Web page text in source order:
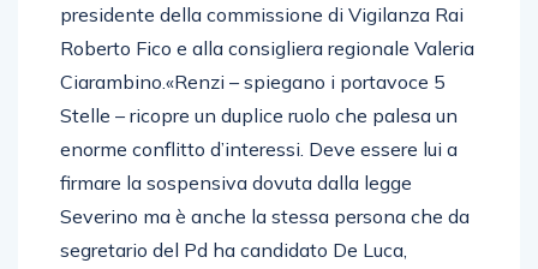
presidente della commissione di Vigilanza Rai
Roberto Fico e alla consigliera regionale Valeria
Ciarambino.«Renzi – spiegano i portavoce 5
Stelle – ricopre un duplice ruolo che palesa un
enorme conflitto d’interessi. Deve essere lui a
firmare la sospensiva dovuta dalla legge
Severino ma è anche la stessa persona che da
segretario del Pd ha candidato De Luca,